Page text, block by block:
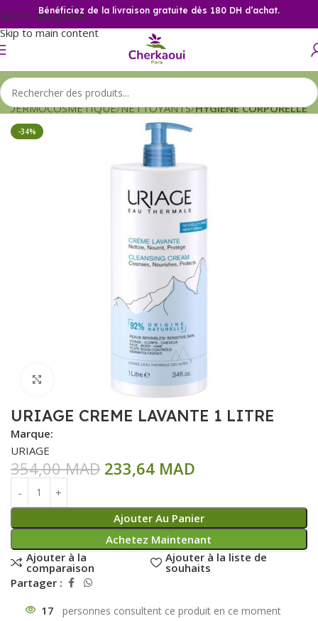
Skip to navigation
Skip to main content
Bénéficiez de la livraison gratuite dès 180 DH d’achat.
DERMOCOSMETIQUE NETTOYANTS HYGIENE CORPORELLE
-34%
Click to enlarge
URIAGE CREME LAVANTE 1 LITRE
Marque:
URIAGE
354,00MAD 233,64 MAD
Ajouter Au Panier
Achetez Maintenant
Ajouter à la
comparaison
Ajouter à la liste de
souhaits
Partager :
17